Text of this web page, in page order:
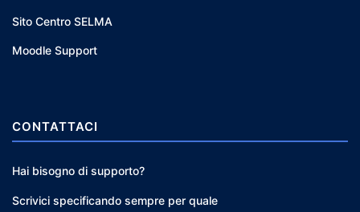
Sito Centro SELMA
Moodle Support
CONTATTACI
Hai bisogno di supporto?
Scrivici specificando sempre per quale